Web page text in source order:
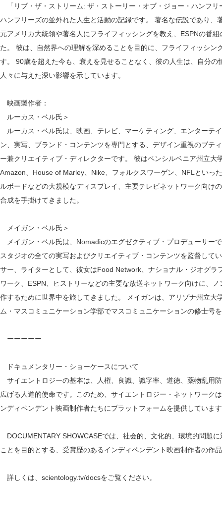
「リブ・ザ・ストリーム: ザ・ストーリー・オブ・ジョー・ハンフ
ハンフリーズの並外れた人生と活動の記録です。 著名な伝説であり、
元アメリカ大統領や著名人にフライフィッシングを教え、ESPNの番
た。 彼は、自然界への理解を深めることを目的に、フライフィッシ
す。 90歳を超えた今も、衰えを見せることなく、彼の人生は、自分
人々に与えた深い影響を示しています。
映画製作者：
ルーカス・ベル氏＞
ルーカス・ベル氏は、映画、テレビ、マーケティング、エンターテ
ン、実写、ブランド・コンテンツを専門とする、デザイン重視のブテ
ー兼クリエイティブ・ディレクターです。 彼はペンシルベニア州立
Amazon、House of Marley、Nike、フォルクスワーゲン、NFLといっ
ルボードなどの大規模なディスプレイ、主要テレビネットワーク向け
合成を手掛けてきました。
メイガン・ベル氏＞
メイガン・ベル氏は、Nomadicのエグゼクティブ・プロデューサー
スタジオの全ての実写およびクリエイティブ・コンテンツを監督して
サー、ライターとして、彼女はFood Network、ナショナル・ジオグ
ワーク、ESPN、ヒストリーなどの主要な放送ネットワーク向けに、
作するために世界中を旅してきました。 メイガンは、アリゾナ州立大
ム・マスコミュニケーション学部でマスコミュニケーションの修士号
ーーーーー
ドキュメンタリー・ショーケースについて
サイエントロジーの基本は、人権、良識、識字率、道徳、薬物乱用
広げる人道的使命です。このため、サイエントロジー・ネットワーク
ンディペンデント映画制作者たちにプラットフォームを提供していま
DOCUMENTARY SHOWCASEでは、社会的、文化的、環境的問題
ことを目的とする、受賞歴のあるインディペンデント映画制作者の作
詳しくは、scientology.tv/docsをご覧ください。